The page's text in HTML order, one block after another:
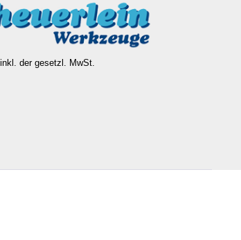
der gesetzl. MwSt.